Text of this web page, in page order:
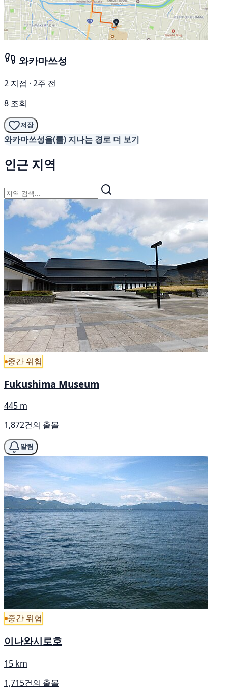
와카마쓰성
2 지점 · 2주 전
8 조회
저장
와카마쓰성을(를) 지나는 경로 더 보기
인근 지역
중간 위험
Fukushima Museum
445 m
1,872건의 출몰
알림
중간 위험
이나와시로호
15 km
1,715건의 출몰